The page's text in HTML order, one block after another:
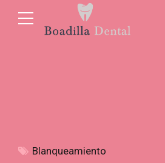
Blanqueamiento